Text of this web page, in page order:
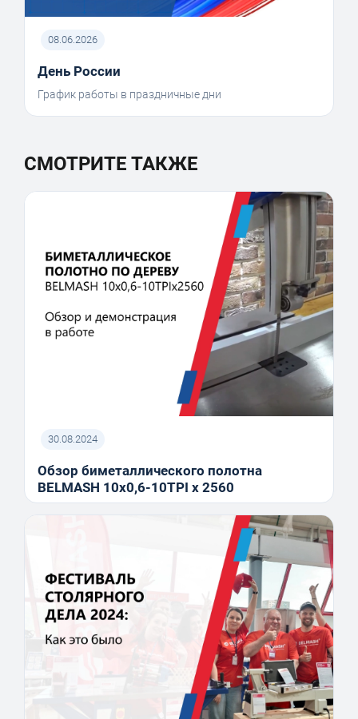
08.06.2026
День России
График работы в праздничные дни
СМОТРИТЕ ТАКЖЕ
30.08.2024
Обзор биметаллического полотна
BELMASH 10x0,6-10TPI x 2560